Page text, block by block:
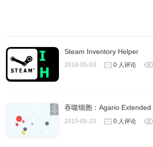
别踩白块儿的注意事项
1.用户可以不断地刷新自己的记录。
2.可以跟好友们进行比赛，通过一个个时
Steam Inventory Helper
2018-05-03 0 人评论
吞噬细胞：Agario Extended
2015-05-23 0 人评论